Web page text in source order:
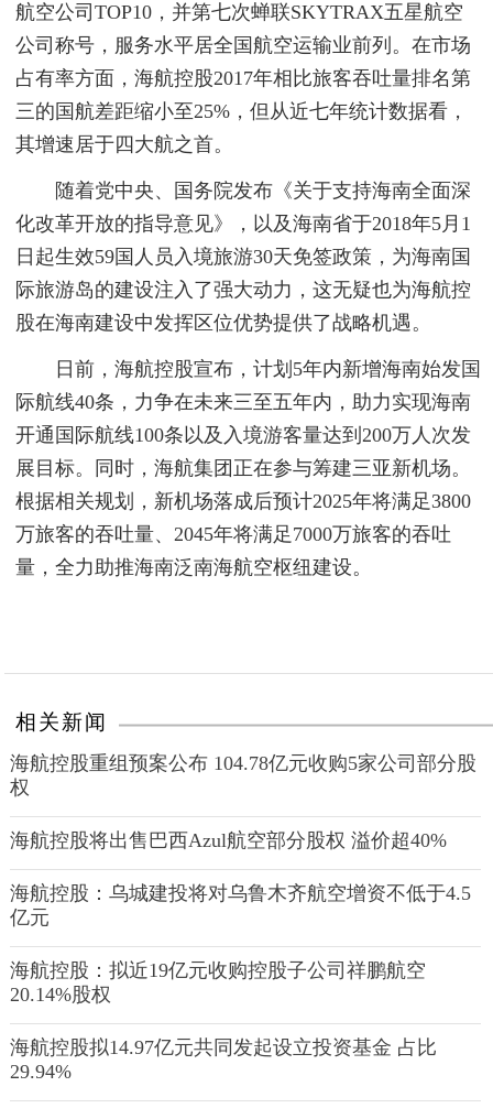
航空公司TOP10，并第七次蝉联SKYTRAX五星航空
公司称号，服务水平居全国航空运输业前列。在市场
占有率方面，海航控股2017年相比旅客吞吐量排名第
三的国航差距缩小至25%，但从近七年统计数据看，
其增速居于四大航之首。
随着党中央、国务院发布《关于支持海南全面深
化改革开放的指导意见》，以及海南省于2018年5月1
日起生效59国人员入境旅游30天免签政策，为海南国
际旅游岛的建设注入了强大动力，这无疑也为海航控
股在海南建设中发挥区位优势提供了战略机遇。
日前，海航控股宣布，计划5年内新增海南始发国
际航线40条，力争在未来三至五年内，助力实现海南
开通国际航线100条以及入境游客量达到200万人次发
展目标。同时，海航集团正在参与筹建三亚新机场。
根据相关规划，新机场落成后预计2025年将满足3800
万旅客的吞吐量、2045年将满足7000万旅客的吞吐
量，全力助推海南泛南海航空枢纽建设。
相关新闻
海航控股重组预案公布 104.78亿元收购5家公司部分股
权
海航控股将出售巴西Azul航空部分股权 溢价超40%
海航控股：乌城建投将对乌鲁木齐航空增资不低于4.5
亿元
海航控股：拟近19亿元收购控股子公司祥鹏航空
20.14%股权
海航控股拟14.97亿元共同发起设立投资基金 占比
29.94%